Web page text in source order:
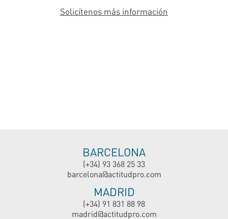
Solicítenos más información
BARCELONA
(+34) 93 368 25 33
barcelona@actitudpro.com
MADRID
(+34) 91 831 88 98
madrid@actitudpro.com